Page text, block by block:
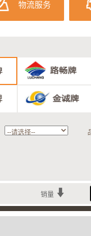
物流服务
销量